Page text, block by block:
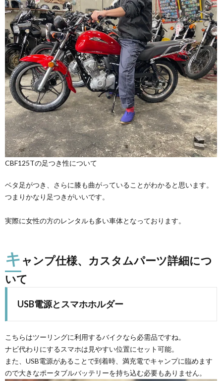
CBF125Tの足つき性について
ベタ足がつき、さらに膝も曲がっていることがわかると思います。
つまりかなり足つきがいいです。
実際に女性の方のレンタルも多い車体となっております。
キ ャンプ仕様、カスタムパーツ詳細につ
いて
USB電源とスマホホルダー
こちらはツーリングに利用するバイクなら必需品ですね。
ナビ代わりにするスマホは見やすい位置にセット可能。
また、USB電源があることで到着時、満充電でキャンプに臨めます
ので大きなポータブルバッテリーを持ち込む必要もありません。